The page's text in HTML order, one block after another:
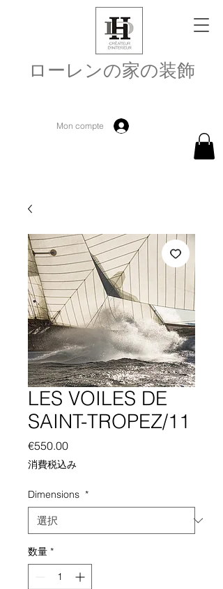
ローレンの家の装飾
Mon compte
LES VOILES DE
SAINT-TROPEZ/11
€550.00価
格
消費税込み
Dimensions *
数量 *